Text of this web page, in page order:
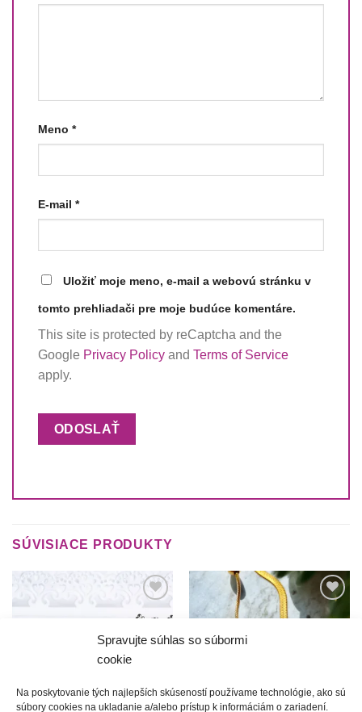
Spravujte súhlas so súbormi
cookie
Na poskytovanie tých najlepších skúseností používame technológie, ako sú
súbory cookies na ukladanie a/alebo prístup k informáciám o zariadení.
Meno *
E-mail *
Uložiť moje meno, e-mail a webovú stránku v
tomto prehliadači pre moje budúce komentáre.
This site is protected by reCaptcha and the
Google Privacy Policy and Terms of Service
apply.
SÚVISIACE PRODUKTY
Túto
si prosím
Túto